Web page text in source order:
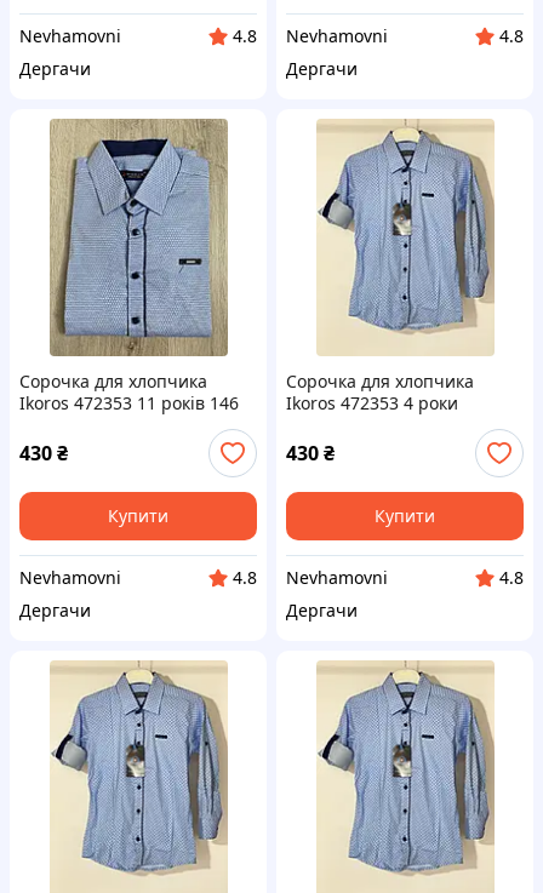
Nevhamovni
4.8
Дергачи
Nevhamovni
4.8
Дергачи
Сорочка для хлопчика
Ikoros 472353 11 років 146
430₴
Купити
Nevhamovni
4.8
Дергачи
Сорочка для хлопчика
Ikoros 472353 4 роки
430₴
Купити
Nevhamovni
4.8
Дергачи